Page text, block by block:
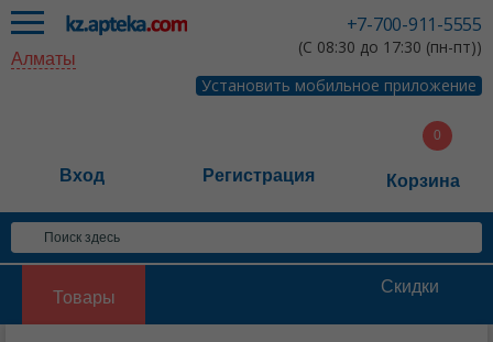
+7-700-911-5555
(С 08:30 до 17:30 (пн-пт))
Установить мобильное приложение
Алматы
Вход Регистрация Корзина
Товары
Скидки